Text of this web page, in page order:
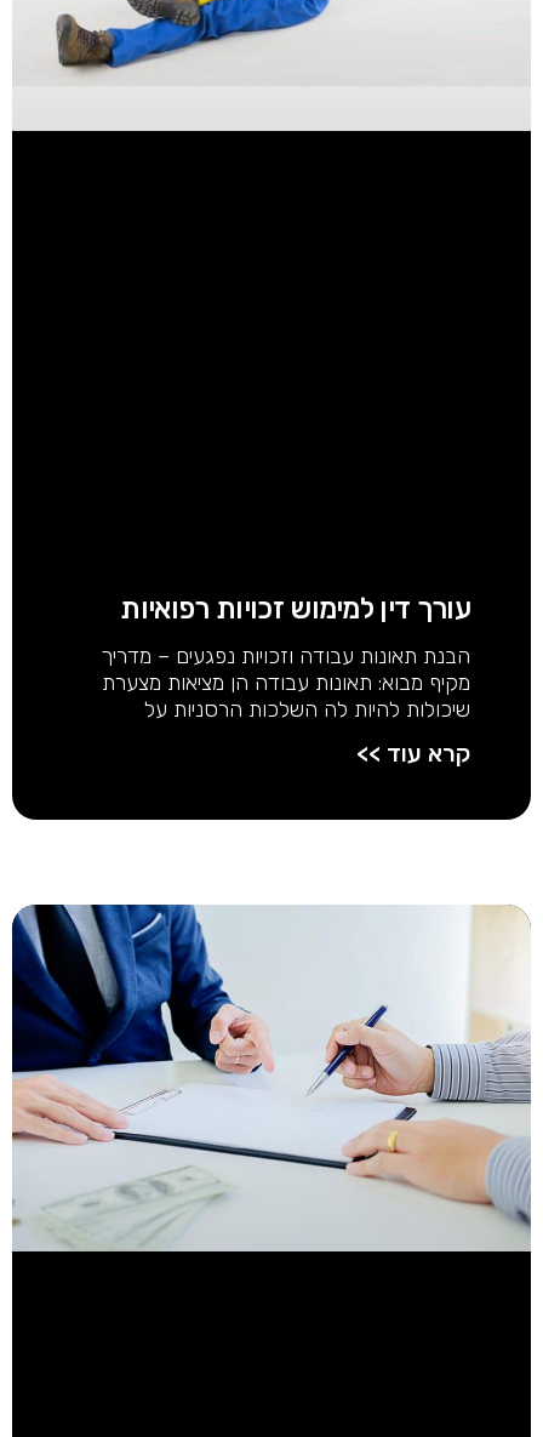
עורך דין למימוש זכויות רפואיות
הבנת תאונות עבודה וזכויות נפגעים – מדריך
מקיף מבוא: תאונות עבודה הן מציאות מצערת
שיכולות להיות לה השלכות הרסניות על
קרא עוד >>